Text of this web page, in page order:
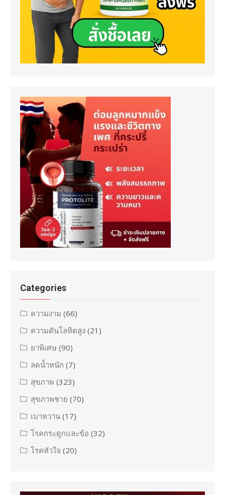
Categories
ความงาม (66)
ความดันโลหิตสูง (21)
ยาพิเศษ (90)
ลดน้ำหนัก (7)
สุขภาพ (323)
สุขภาพชาย (70)
เบาหวาน (17)
โรคกระดูกและข้อ (32)
โรคหัวใจ (20)